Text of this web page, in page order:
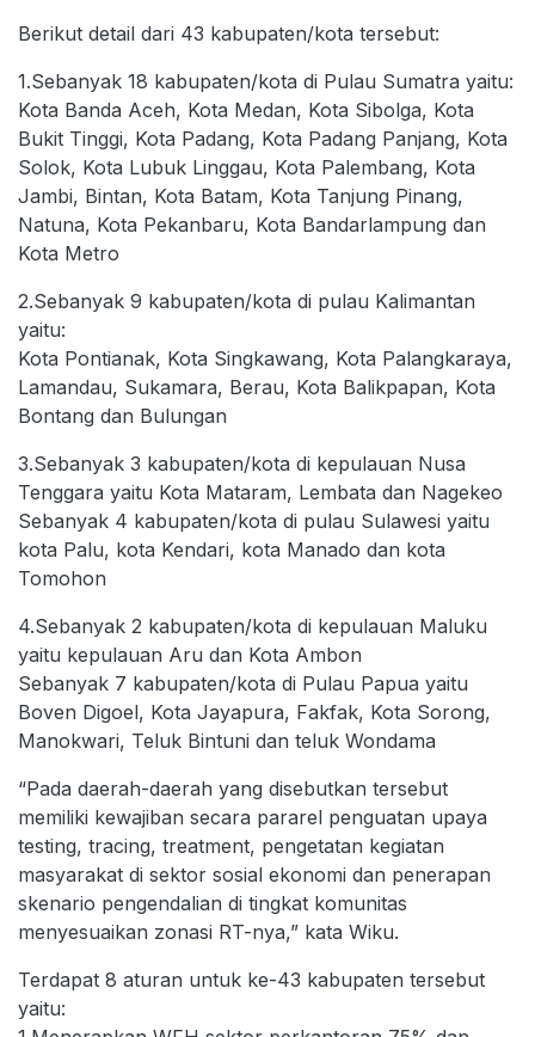
Berikut detail dari 43 kabupaten/kota tersebut:
1.Sebanyak 18 kabupaten/kota di Pulau Sumatra yaitu:
Kota Banda Aceh, Kota Medan, Kota Sibolga, Kota
Bukit Tinggi, Kota Padang, Kota Padang Panjang, Kota
Solok, Kota Lubuk Linggau, Kota Palembang, Kota
Jambi, Bintan, Kota Batam, Kota Tanjung Pinang,
Natuna, Kota Pekanbaru, Kota Bandarlampung dan
Kota Metro
2.Sebanyak 9 kabupaten/kota di pulau Kalimantan
yaitu:
Kota Pontianak, Kota Singkawang, Kota Palangkaraya,
Lamandau, Sukamara, Berau, Kota Balikpapan, Kota
Bontang dan Bulungan
3.Sebanyak 3 kabupaten/kota di kepulauan Nusa
Tenggara yaitu Kota Mataram, Lembata dan Nagekeo
Sebanyak 4 kabupaten/kota di pulau Sulawesi yaitu
kota Palu, kota Kendari, kota Manado dan kota
Tomohon
4.Sebanyak 2 kabupaten/kota di kepulauan Maluku
yaitu kepulauan Aru dan Kota Ambon
Sebanyak 7 kabupaten/kota di Pulau Papua yaitu
Boven Digoel, Kota Jayapura, Fakfak, Kota Sorong,
Manokwari, Teluk Bintuni dan teluk Wondama
“Pada daerah-daerah yang disebutkan tersebut
memiliki kewajiban secara pararel penguatan upaya
testing, tracing, treatment, pengetatan kegiatan
masyarakat di sektor sosial ekonomi dan penerapan
skenario pengendalian di tingkat komunitas
menyesuaikan zonasi RT-nya,” kata Wiku.
Terdapat 8 aturan untuk ke-43 kabupaten tersebut
yaitu: